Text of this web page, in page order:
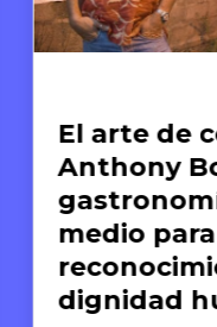
compartir:
Bourdain y la
como
el
de la
humana